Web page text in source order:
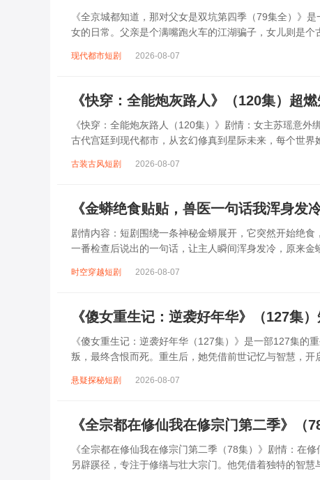
《全京城都知道，那对父女是双坑第四季（79集全）》
女的日常。父亲是个满嘴跑火车的江湖骗子，女儿则是个
现代都市短剧 2026-08-07
《快穿：全能炮灰路人》（120集）超
《快穿：全能炮灰路人（120集）》剧情：女主苏瑶意
古代宫廷到现代都市，从玄幻修真到星际未来，每个世
古装古风短剧 2026-08-07
《金蟒绝食贴贴，兽医一句话我浑身发
剧情内容：短剧围绕一条神秘金蟒展开，它突然开始绝
一番检查后说出的一句话，让主人瞬间浑身发冷，原来
时空穿越短剧 2026-08-07
《傻女重生记：逆袭好年华》（127集
《傻女重生记：逆袭好年华（127集）》是一部127集的
叛，最终含恨而死。重生后，她凭借前世记忆与智慧，
悬疑探秘短剧 2026-08-07
《全宗都在修仙我在修宗门第二季》（
《全宗都在修仙我在修宗门第二季（78集）》剧情：在
另辟蹊径，专注于修缮与壮大宗门。他凭借着独特的智